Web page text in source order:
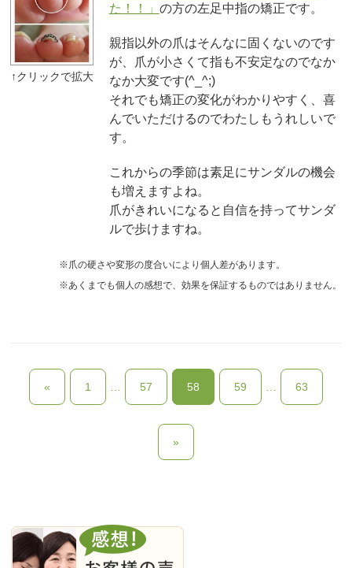
た！！」 の方の左足中指の矯正です。
親指以外の爪はそんなに固くないのです
が、爪が小さくて指も不安定なのでなか
なか大変です(^_^;)
それでも矯正の変化がわかりやすく、喜
んでいただけるのでわたしもうれしいで
す。
これからの季節は素足にサンダルの機会
も増えますよね。
爪がきれいになると自信を持ってサンダ
ルで歩けますね。
※爪の硬さや変形の度合いにより個人差があります。
※あくまでも個人の感想で、効果を保証するものではありません。
« 1 57 58 59 63
»